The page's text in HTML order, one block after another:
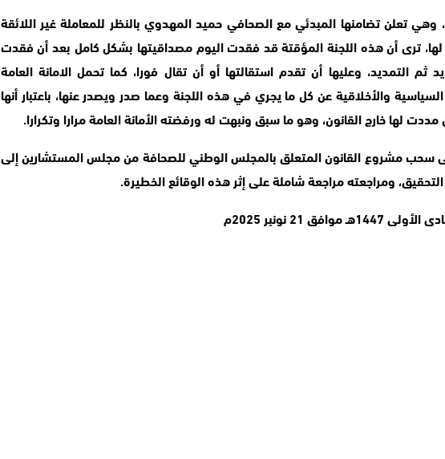
وهي تعلن تضامنها المبدئي مع الصحافي حميد المهدوي بالنظر للمعاملة غير اللائقة
ترى أن هذه اللجنة المؤقتة قد فقدت اليوم مصداقيتها بشكل كامل بعد أن فقدت
ثم التمديد، وعليها أن تقدم استقالتها أو أن تقال فورا، كما تحمل الامانة العامة
والأخلاقية عن كل ما يجري في هذه اللجنة وعما صدر ويصدر عنها، باعتبار أنها
لها خارج القانون، وهو ما سبق ونبهت له ورفضته الأمانة العامة مرارا وتكرارا.
سحب مشروع القانون المتعلق بالمجلس الوطني للصحافة من مجلس المستشارين إلى
ومراجعته مراجعة شاملة على إثر هذه الوقائع الخطيرة.